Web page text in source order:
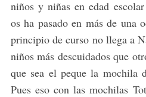
niños y niñas en edad
os ha pasado en más de una
principio de curso no llega a
niños más descuidados que
que sea el peque la mochila
Pues eso con las mochilas